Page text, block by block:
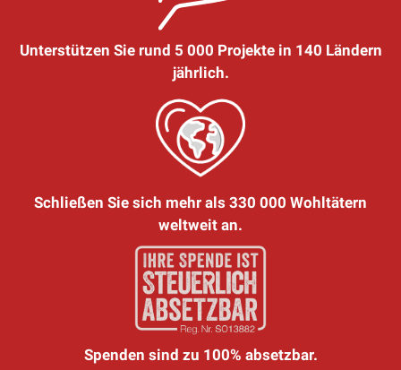
Unterstützen Sie rund 5 000 Projekte in 140 Ländern
jährlich.
Schließen Sie sich mehr als 330 000 Wohltätern
weltweit an.
Spenden sind zu 100% absetzbar.